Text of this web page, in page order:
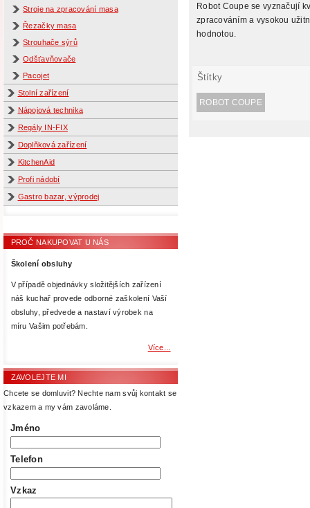
Stroje na zpracování masa
Řezačky masa
Strouhače sýrů
Odšťavňovače
Pacojet
Stolní zařízení
Nápojová technika
Regály IN-FIX
Doplňková zařízení
KitchenAid
Profi nádobí
Gastro bazar, výprodej
PROČ NAKUPOVAT U NÁS
Školení obsluhy
V případě objednávky složitějších zařízení
náš kuchař provede odborné zaškolení Vaší
obsluhy, předvede a nastaví výrobek na
míru Vašim potřebám.
Více...
ZAVOLEJTE MI
Chcete se domluvit? Nechte nam svůj kontakt se
vzkazem a my vám zavoláme.
Jméno
Telefon
Vzkaz
Robot Coupe se vyznačují
zpracováním a vysokou
hodnotou.
Štítky
ROBOT COUPE